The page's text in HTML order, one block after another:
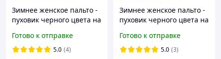
Зимнее женское пальто -
пуховик черного цвета на
46-54 Женские зимние
пальта .
Готово к отправке
5.0 (4)
Зимнее женское пальто -
пуховик черного цвета на
46-54 Женские зимние
пальта .
Готово к отправке
5.0 (3)